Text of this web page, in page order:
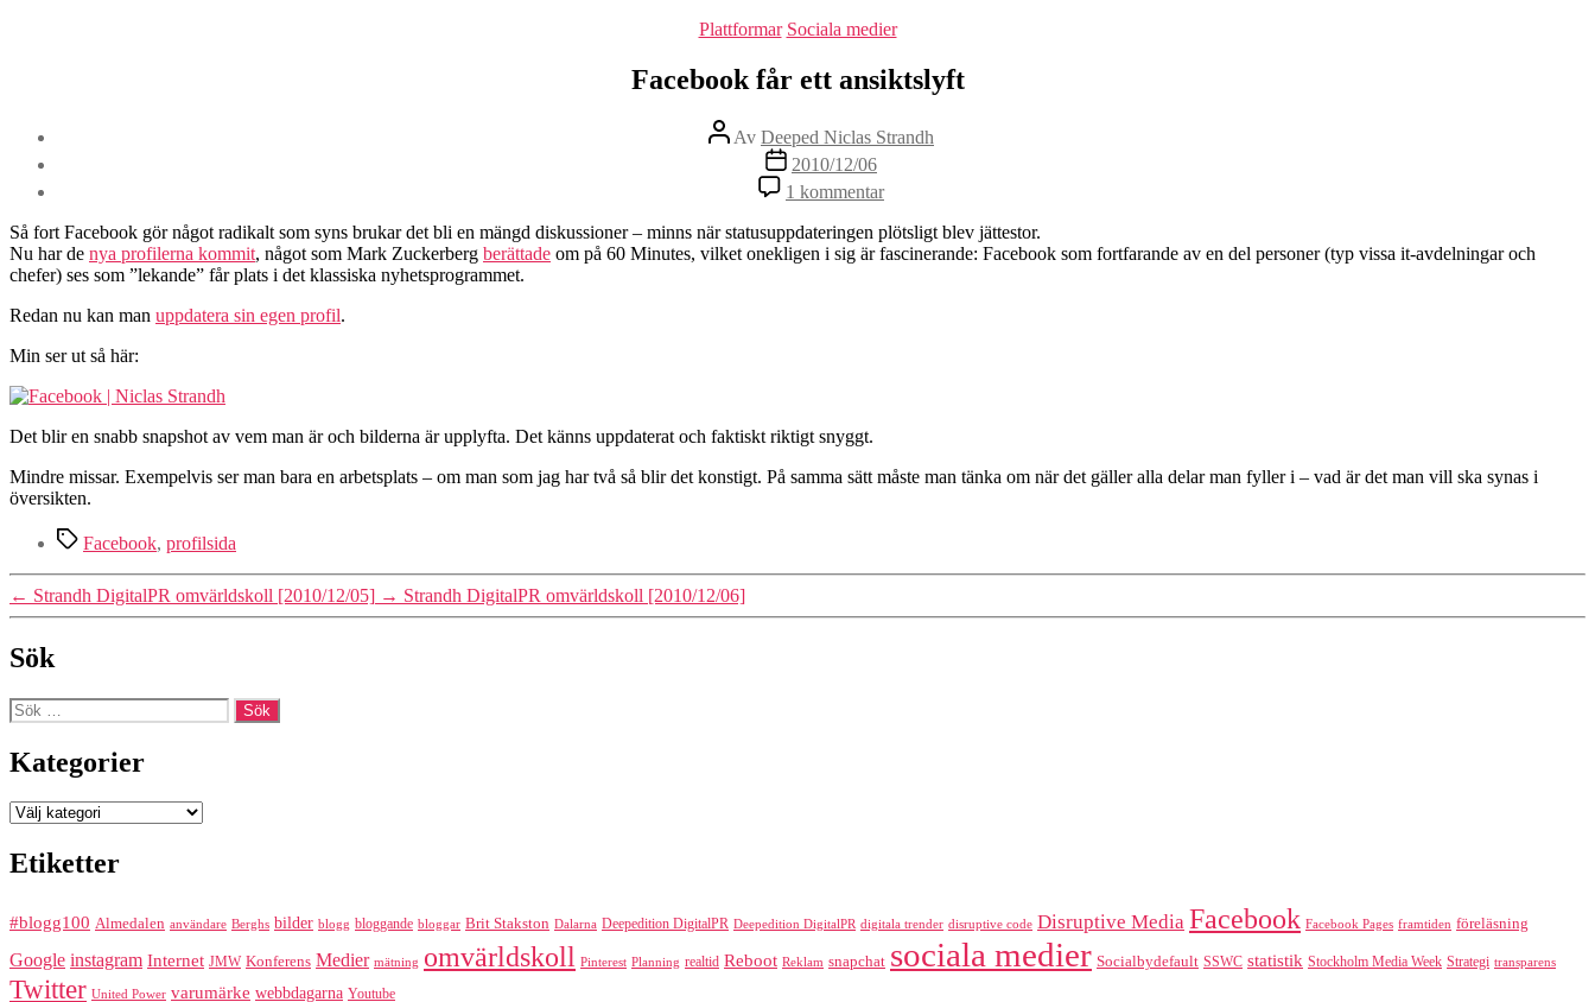
Kategorier
Plattformar Sociala medier
Facebook får ett ansiktslyft
Inläggsförfattare
Av Deeped Niclas Strandh
Inläggsdatum
2010/12/06
1 kommentartill
Facebook
får
ett
Så fort Facebook gör något radikalt som syns brukar det bli en mängd diskussioner – minns när statusuppdateringen plötsligt blev jättestor.
Nu har de nya profilerna kommit, något som Mark Zuckerberg berättade om på 60 Minutes, vilket onekligen i sig är fascinerande: Facebook som fortfarande av en del personer (typ vissa it-avdelningar och
chefer) ses som ”lekande” får plats i det klassiska nyhetsprogrammet.
Redan nu kan man uppdatera sin egen profil.
Min ser ut så här:
Det blir en snabb snapshot av vem man är och bilderna är upplyfta. Det känns uppdaterat och faktiskt riktigt snyggt.
Mindre missar. Exempelvis ser man bara en arbetsplats – om man som jag har två så blir det konstigt. På samma sätt måste man tänka om när det gäller alla delar man fyller i – vad är det man vill ska synas i
översikten.
Etiketter
Facebook, profilsida
← Strandh DigitalPR omvärldskoll [2010/12/05] → Strandh DigitalPR omvärldskoll [2010/12/06]
Sök
Sök
efter:
Kategorier
Kategorier
Etiketter
#blogg100 Almedalen användare Berghs bilder blogg bloggande bloggar Brit Stakston Dalarna Deepedition DigitalPR Deepedition DigitalPR digitala trender disruptive code Disruptive Media Facebook Facebook Pages framtiden föreläsning
Google instagram Internet JMW Konferens Medier mätning omvärldskoll Pinterest Planning realtid Reboot Reklam snapchat sociala medier Socialbydefault SSWC statistik Stockholm Media Week Strategi transparens
Twitter United Power varumärke webbdagarna Youtube